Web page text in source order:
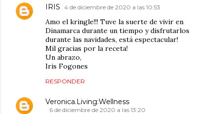
IRIS 4 de diciembre de 2020 a las 10:53
Amo el kringle!!! Tuve la suerte de vivir en
Dinamarca durante un tiempo y disfrutarlos
durante las navidades, está espectacular!
Mil gracias por la receta!
Un abrazo,
Iris Fogones
RESPONDER
Veronica.Living:Wellness
6 de diciembre de 2020 a las 13:20